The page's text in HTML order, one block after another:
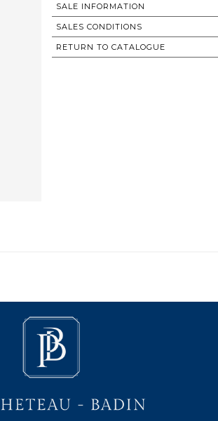
SALE INFORMATION
SALES CONDITIONS
RETURN TO CATALOGUE